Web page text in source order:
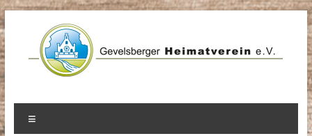
Zum
Inhalt
springen